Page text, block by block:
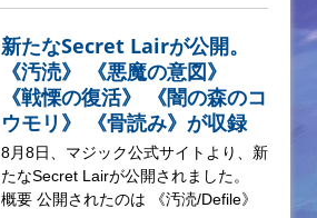
新たなSecret Lairが公開。
《汚涜》 《悪魔の意図》
《戦慄の復活》 《闇の森のコ
ウモリ》 《骨読み》が収録
8月8日、マジック公式サイトより、新
たなSecret Lairが公開されました。
概要 公開されたのは 《汚涜/Defile》